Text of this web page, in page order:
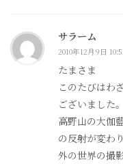
サラーム
2010年12月9日
たまさま
このたびはわ
ございました
高野山の大伽
の反射が変わ
外の世界の撮